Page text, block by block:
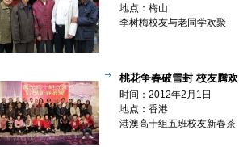
地点：梅山
李树梅校友与老同学欢聚
桃花争春破雪封 校友腾欢
迎蛟龙【欢聚篇】
时间：2012年2月1日
地点：香港
港澳高十组五班校友新春茶